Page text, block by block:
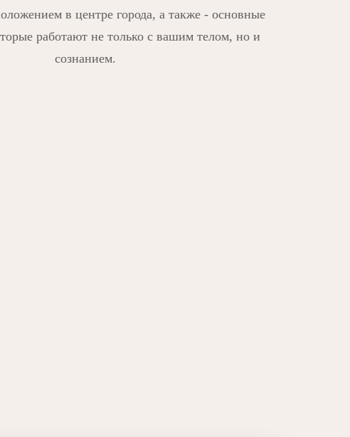
в центре города, а также - основные
работают не только с вашим телом, но и
сознанием.